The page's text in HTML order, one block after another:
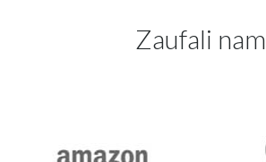
Zaufali nam